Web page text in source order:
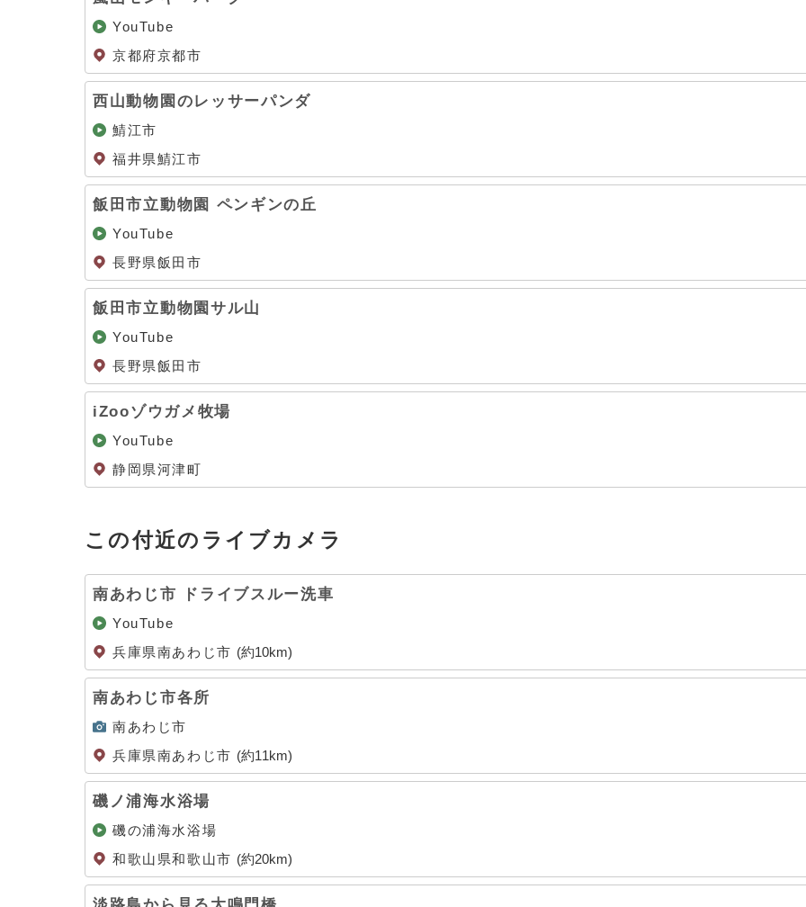
YouTube
京都府京都市
西山動物園のレッサーパンダ
鯖江市
福井県鯖江市
飯田市立動物園 ペンギンの丘
YouTube
長野県飯田市
飯田市立動物園サル山
YouTube
長野県飯田市
iZooゾウガメ牧場
YouTube
静岡県河津町
この付近のライブカメラ
南あわじ市 ドライブスルー洗車
YouTube
兵庫県南あわじ市 (約10km)
南あわじ市各所
南あわじ市
兵庫県南あわじ市 (約11km)
磯ノ浦海水浴場
磯の浦海水浴場
和歌山県和歌山市 (約20km)